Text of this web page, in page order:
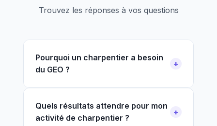
Trouvez les réponses à vos questions
Pourquoi un charpentier a besoin
du GEO ?
Quels résultats attendre pour mon
activité de charpentier ?